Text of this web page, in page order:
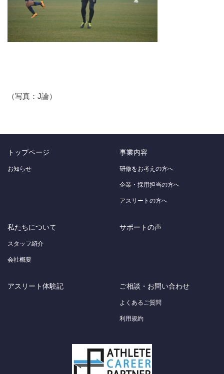
（写真：J論）
トップページ
お知らせ
事業内容
研修をお考えの方へ
企業・採用担当の方へ
アスリートの方へ
私たちについて
スタッフ紹介
会社概要
サポートの声
アスリート体験記 ご相談・お問い合わせ
よくあるご質問
利用規約